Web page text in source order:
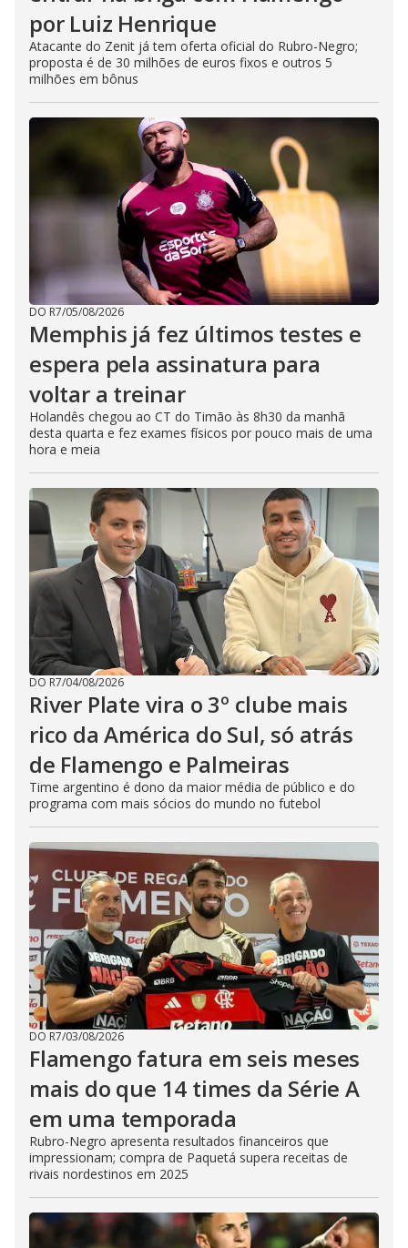
por Luiz Henrique
Atacante do Zenit já tem oferta oficial do Rubro-Negro;
proposta é de 30 milhões de euros fixos e outros 5
milhões em bônus
DO R7/05/08/2026
Memphis já fez últimos testes e
espera pela assinatura para
voltar a treinar
Holandês chegou ao CT do Timão às 8h30 da manhã
desta quarta e fez exames físicos por pouco mais de uma
hora e meia
DO R7/04/08/2026
River Plate vira o 3º clube mais
rico da América do Sul, só atrás
de Flamengo e Palmeiras
Time argentino é dono da maior média de público e do
programa com mais sócios do mundo no futebol
DO R7/03/08/2026
Flamengo fatura em seis meses
mais do que 14 times da Série A
em uma temporada
Rubro-Negro apresenta resultados financeiros que
impressionam; compra de Paquetá supera receitas de
rivais nordestinos em 2025